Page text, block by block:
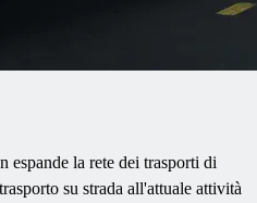
espande la rete dei trasporti di
su strada all'attuale attività